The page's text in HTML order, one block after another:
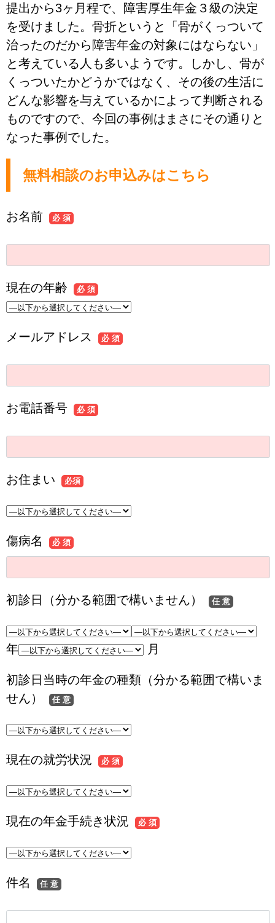
提出から3ヶ月程で、障害厚生年金３級の決定
を受けました。骨折というと「骨がくっついて
治ったのだから障害年金の対象にはならない」
と考えている人も多いようです。しかし、骨が
くっついたかどうかではなく、その後の生活に
どんな影響を与えているかによって判断される
ものですので、今回の事例はまさにその通りと
なった事例でした。
無料相談のお申込みはこちら
お名前 必 須
現在の年齢 必 須
メールアドレス 必 須
お電話番号 必 須
お住まい 必須
傷病名 必 須
初診日（分かる範囲で構いません） 任 意
年 月
初診日当時の年金の種類（分かる範囲で構いま
せん）
任 意
現在の就労状況 必 須
現在の年金手続き状況 必 須
件名 任 意